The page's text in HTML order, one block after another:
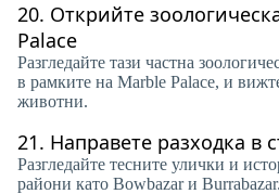
20. Открийте
Palace
Разгледайте тази частна
в рамките на Marble Palace, и
животни.
21. Направете разходка в
Разгледайте тесните улички и
райони като Bowbazar и Burrabazar.